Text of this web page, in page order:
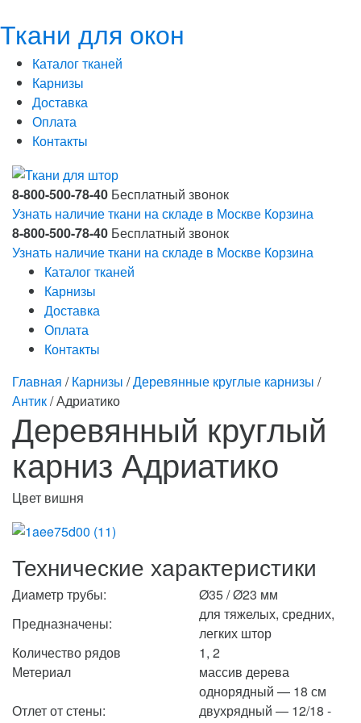
Ткани для окон
Каталог тканей
Карнизы
Доставка
Оплата
Контакты
8-800-500-78-40 Бесплатный звонок
Узнать наличие ткани на складе в Москве Корзина
8-800-500-78-40 Бесплатный звонок
Узнать наличие ткани на складе в Москве Корзина
Каталог тканей
Карнизы
Доставка
Оплата
Контакты
Главная /Карнизы /Деревянные круглые карнизы /
Антик/ Адриатико
Деревянный круглый
карниз Адриатико
Цвет вишня
Технические характеристики
Диаметр трубы:
Ø35 / Ø23 мм
Предназначены:
для тяжелых, средних,
легких штор
Количество рядов
1, 2
Метериал
массив дерева
Отлет от стены:
однорядный — 18 см
двухрядный — 12/18 -